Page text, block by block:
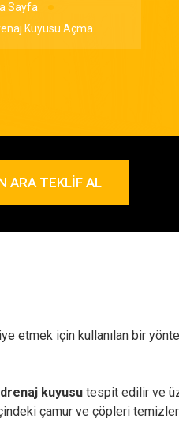
Sayfa
Kuyusu Açma
ARA TEKLIF AL
için kullanılan bir
drenaj kuyusu tespit edilir ve
çamur ve çöpleri